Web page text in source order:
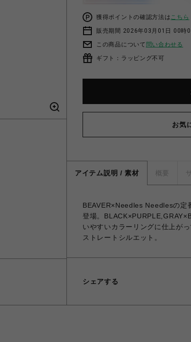
獲得ポイントの確認方法はこちら
販売期間 2026年03月01日 00時
この商品について 問い合わせる
ギフト：ラッピング不可
お気
アイテム説明 / 素材 概要
BEAVER×Needles Needlesの
登場。
いやすいカラーリングに仕上が
ストレートシルエット。
シェアする